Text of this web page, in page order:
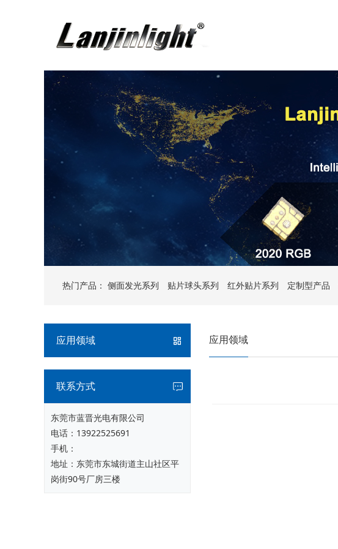
热门产品： 侧面发光系列 贴片球头系列 红外贴片系列 定制型产品
应用领域
联系方式
东莞市蓝晋光电有限公司
电话： 13922525691
手机：
地址：东莞市东城街道主山社区平
岗街90号厂房三楼
应用领域